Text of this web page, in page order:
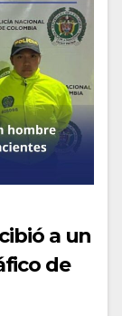
a un
de